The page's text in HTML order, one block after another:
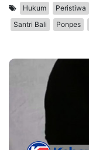
Hukum Peristiwa
Santri Bali
Ponpes